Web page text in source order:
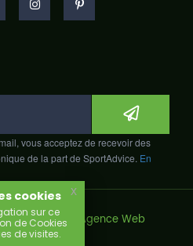
vous acceptez de recevoir des
de la part de SportAdvice. En
avec par
Agence Web
cookies
sur ce
de Cookies
de visites.
x